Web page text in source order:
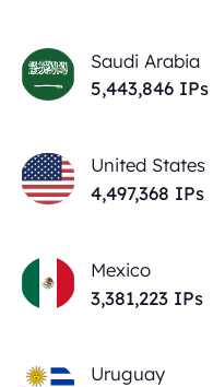
Saudi Arabia
5,443,846 IPs
United States
4,497,368 IPs
Mexico
3,381,223 IPs
Uruguay